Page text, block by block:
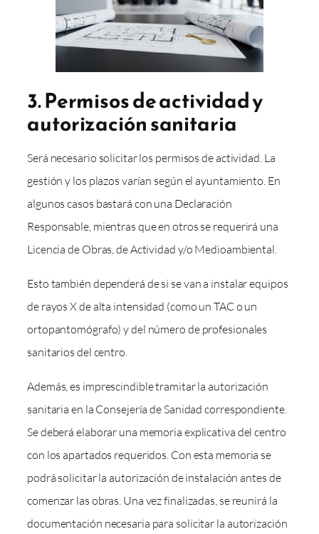
3. Permisos de actividad y
autorización sanitaria
Será necesario solicitar los permisos de actividad. La
gestión y los plazos varían según el ayuntamiento. En
algunos casos bastará con una Declaración
Responsable, mientras que en otros se requerirá una
Licencia de Obras, de Actividad y/o Medioambiental.
Esto también dependerá de si se van a instalar equipos
de rayos X de alta intensidad (como un TAC o un
ortopantomógrafo) y del número de profesionales
sanitarios del centro.
Además, es imprescindible tramitar la autorización
sanitaria en la Consejería de Sanidad correspondiente.
Se deberá elaborar una memoria explicativa del centro
con los apartados requeridos. Con esta memoria se
podrá solicitar la autorización de instalación antes de
comenzar las obras. Una vez finalizadas, se reunirá la
documentación necesaria para solicitar la autorización